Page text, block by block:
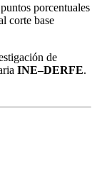
porcentuales
corte base
de
INE–DERFE.